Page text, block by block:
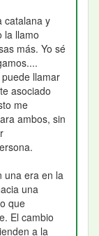
catalana y
la llamo
más. Yo sé
llamar
asociado
me
ambos, sin
una era en la
una
que
El cambio
a la